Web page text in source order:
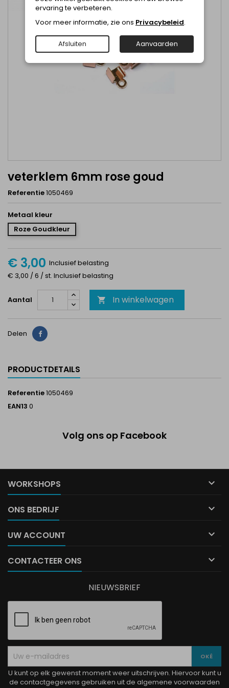
veterklem 6mm rose goud
Referentie1050469
Metaal kleur
Roze Goudkleur
€ 3,00 Inclusief belasting
€ 3,00 / 6 / st. Inclusief belasting
Aantal  In winkelwagen
Delen Delen
PRODUCTDETAILS
Referentie1050469
EAN13 0
Volg ons op Facebook
WORKSHOPS 
ONS BEDRIJF 
UW ACCOUNT 
CONTACTEER ONS 
ervaring te verbeteren.
Voor meer informatie, zie ons Privacybeleid.
Afsluiten Aanvaarden
NIEUWSBRIEF
U kunt op elk gewenst moment weer uitschrijven. Hiervoor kunt u
de contactgegevens gebruiken uit de algemene voorwaarden